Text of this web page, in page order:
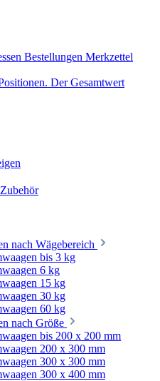
Bestellungen Merkzettel
Der Gesamtwert
nach Wägebereich
bis 3 kg
6 kg
15 kg
30 kg
60 kg
nach Größe
bis 200 x 200 mm
200 x 300 mm
300 x 300 mm
300 x 400 mm